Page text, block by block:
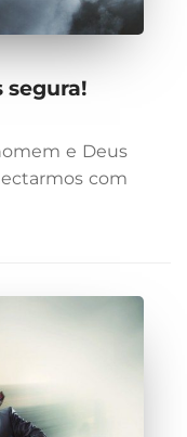
segura!
e Deus
com